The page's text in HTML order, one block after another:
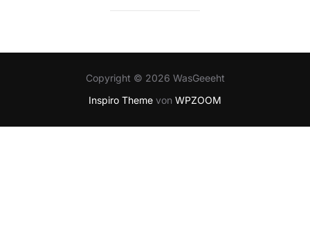
Copyright © 2026 WasGeeeht
Inspiro Theme von WPZOOM